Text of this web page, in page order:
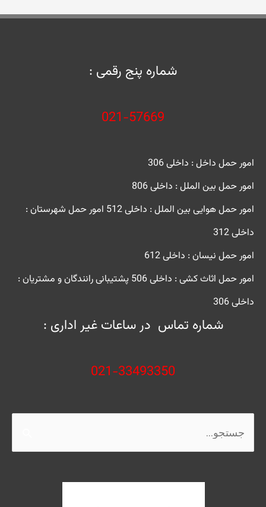
شماره پنج رقمی :
021-57669
امور حمل داخل : داخلی 306
امور حمل بین الملل : داخلی 806
امور حمل هوایی بین الملل : داخلی 512
امور حمل شهرستان :
داخلی 312
امور حمل نیسان : داخلی 612
امور حمل اثاث کشی : داخلی 506
پشتیبانی رانندگان و مشتریان :
داخلی 306
شماره تماس در ساعات غیر اداری :
021-33493350
برای: